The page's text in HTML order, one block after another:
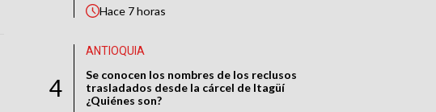
Hace 7 horas
4
ANTIOQUIA
Se conocen los nombres de los reclusos
trasladados desde la cárcel de Itagüí
¿Quiénes son?